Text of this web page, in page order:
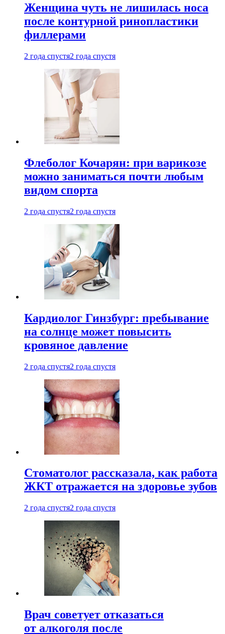
Женщина чуть не лишилась носа
после контурной ринопластики
филлерами
2 года спустя2 года спустя
Флеболог Кочарян: при варикозе
можно заниматься почти любым
видом спорта
2 года спустя2 года спустя
Кардиолог Гинзбург: пребывание
на солнце может повысить
кровяное давление
2 года спустя2 года спустя
Стоматолог рассказала, как работа
ЖКТ отражается на здоровье зубов
2 года спустя2 года спустя
Врач советует отказаться
от алкоголя после